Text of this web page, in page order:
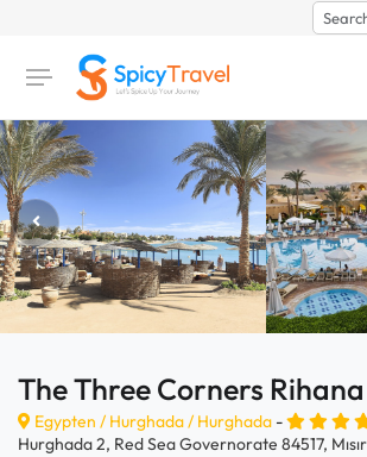
The Three Corners
Egypten / Hurghada/ Hurghada -
Hurghada 2, Red Sea Governorate 84517, Mısır